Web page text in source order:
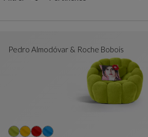
Pedro Almodóvar & Roche Bobois